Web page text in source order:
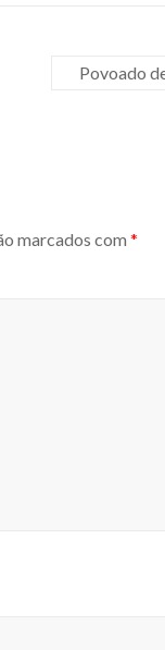
Povoado
marcados com *